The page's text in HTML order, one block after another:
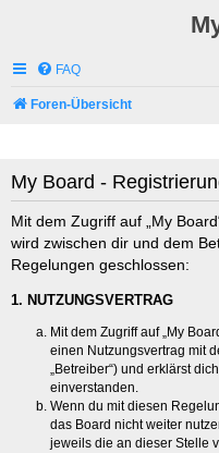
FAQ
Foren-Übersicht
My Board -
Mit dem Zugriff auf „My
wird zwischen dir und dem
Regelungen geschlossen:
1. NUTZUNGSVERTRAG
Mit dem Zugriff auf „My
einen Nutzungsvertrag mit
„Betreiber“) und erklärst
einverstanden.
Wenn du mit diesen
das Board nicht weiter
jeweils die an dieser Stelle